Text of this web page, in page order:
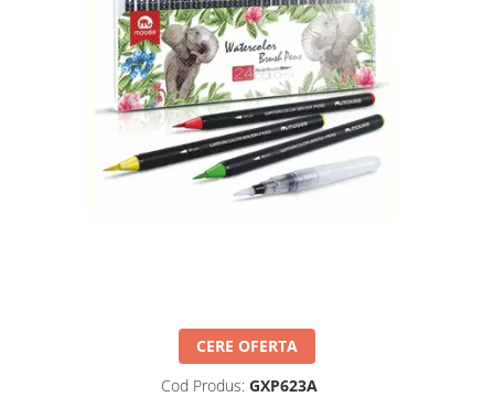
New Illuminati Files
Parapsihologie
CERE OFERTA
Cod Produs: GXP623A